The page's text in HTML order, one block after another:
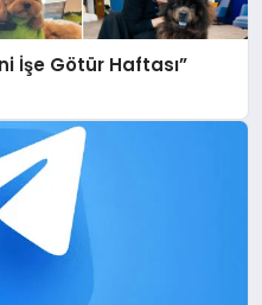
İşe Götür Haftası”